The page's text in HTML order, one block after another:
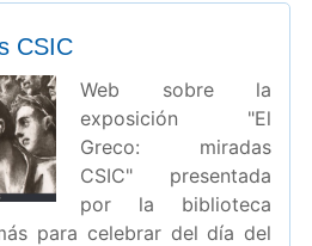
CSIC
Web sobre la
exposición "El
Greco: miradas
CSIC" presentada
por la biblioteca
para celebrar del día del